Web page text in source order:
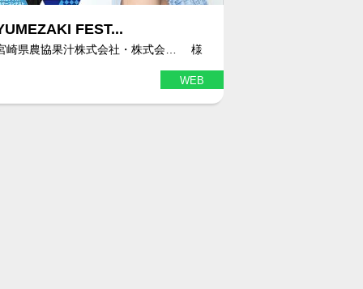
FEST...
崎県農協果汁株式会社・株式会… 様
WEB